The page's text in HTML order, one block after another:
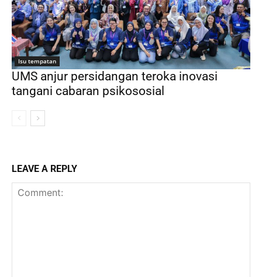
Isu tempatan
UMS anjur persidangan teroka inovasi
tangani cabaran psikososial
LEAVE A REPLY